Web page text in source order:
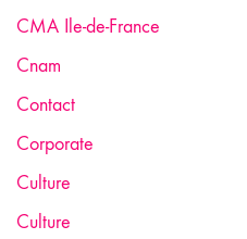
CMA Ile-de-France
Cnam
Contact
Corporate
Culture
Culture